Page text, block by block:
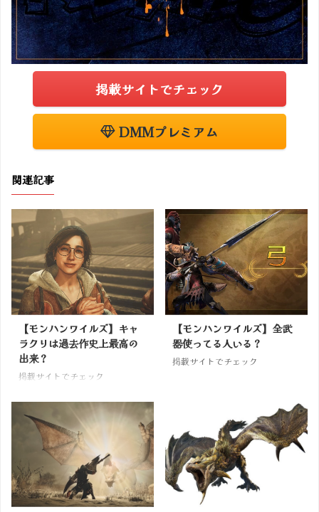
掲載サイトでチェック
DMMプレミアム
関連記事
【モンハンワイルズ】キャ
ラクリは過去作史上最高の
出来？
掲載サイトでチェック
【モンハンワイルズ】全武
器使ってる人いる？
掲載サイトでチェック